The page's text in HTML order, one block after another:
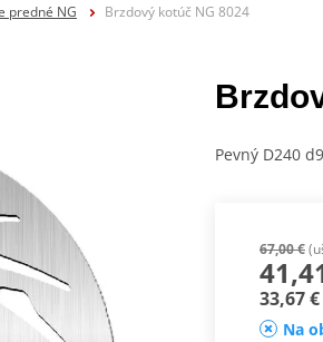
predné NG Brzdový kotúč NG 8024
Pevný D240
67,00 €
33,67 €
Na